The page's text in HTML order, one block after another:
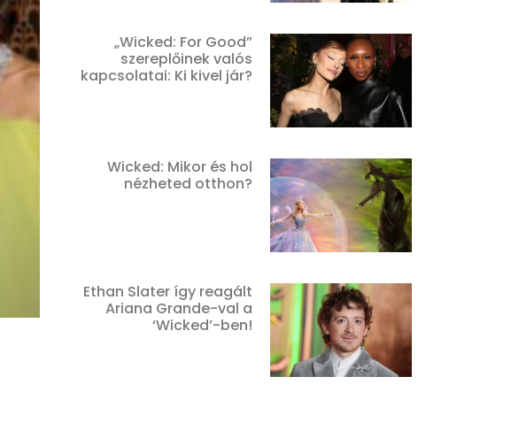
„Wicked: For Good”
szereplőinek valós
kapcsolatai: Ki kivel jár?
Wicked: Mikor és hol
nézheted otthon?
Ethan Slater így reagált
Ariana Grande-val a
‘Wicked’-ben!